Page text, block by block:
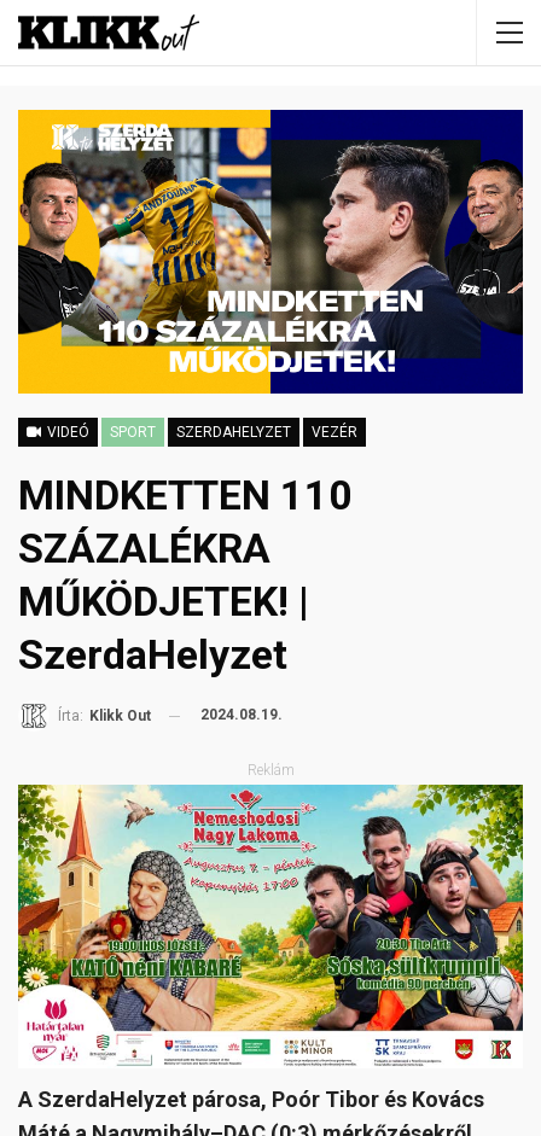
VIDEÓ SPORT SZERDAHELYZET VEZÉR
MINDKETTEN 110
SZÁZALÉKRA
MŰKÖDJETEK! |
SzerdaHelyzet
Írta: Klikk Out 2024.08.19.
Reklám
A SzerdaHelyzet párosa, Poór Tibor és Kovács